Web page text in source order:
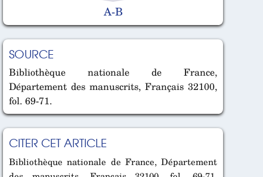
A-B
SOURCE
Bibliothèque nationale de France,
Département des manuscrits, Français 32100,
fol. 69-71.
CITER CET ARTICLE
Bibliothèque nationale de France, Département